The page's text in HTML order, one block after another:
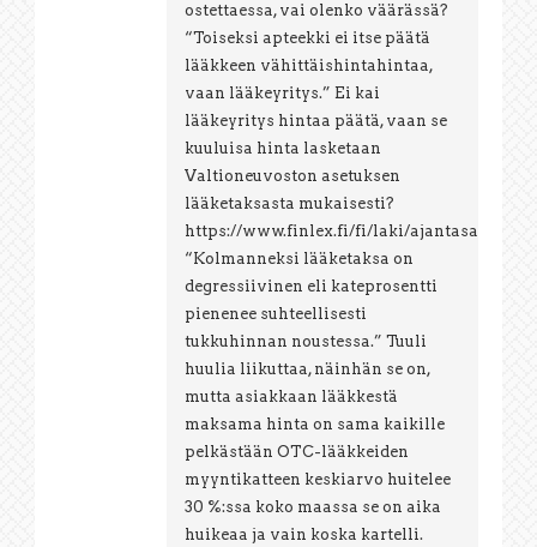
ostettaessa, vai olenko väärässä?
“Toiseksi apteekki ei itse päätä
lääkkeen vähittäishintahintaa,
vaan lääkeyritys.” Ei kai
lääkeyritys hintaa päätä, vaan se
kuuluisa hinta lasketaan
Valtioneuvoston asetuksen
lääketaksasta mukaisesti?
https://www.finlex.fi/fi/laki/ajantasa/2013/
“Kolmanneksi lääketaksa on
degressiivinen eli kateprosentti
pienenee suhteellisesti
tukkuhinnan noustessa.” Tuuli
huulia liikuttaa, näinhän se on,
mutta asiakkaan lääkkestä
maksama hinta on sama kaikille
pelkästään OTC-lääkkeiden
myyntikatteen keskiarvo huitelee
30 %:ssa koko maassa se on aika
huikeaa ja vain koska kartelli.